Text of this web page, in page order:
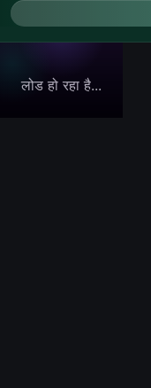
लोड हो रहा है...